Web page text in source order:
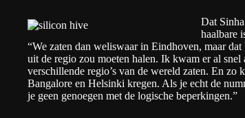
Dat
haalbare
“We zaten dan weliswaar in Eindhoven, maar
uit de regio zou moeten halen. Ik kwam er al snel
verschillende regio’s van de wereld zaten. En
Bangalore en Helsinki kregen. Als je echt de
je geen genoegen met de logische beperkingen.”